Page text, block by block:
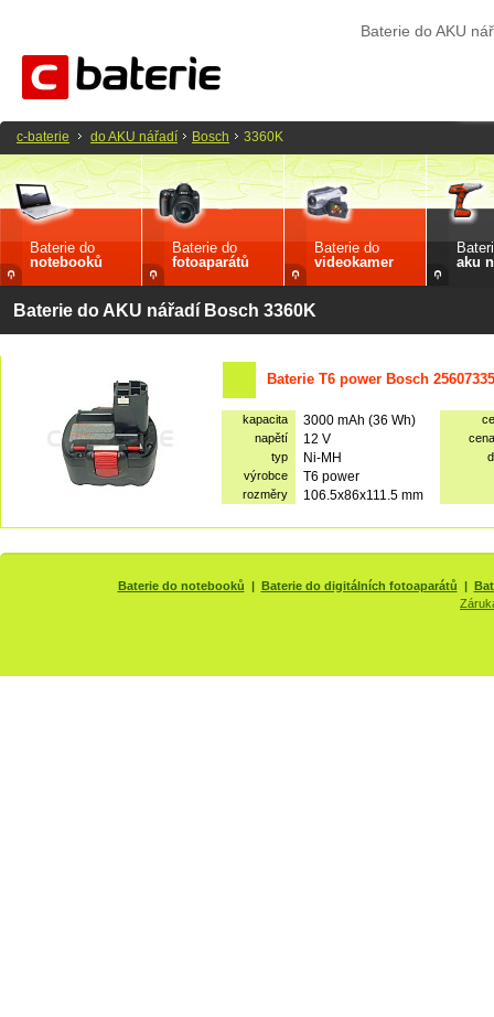
Baterie do AKU
Baterie do
notebooků
Baterie do
fotoaparátů
Baterie do
videokamer
aku
Baterie do AKU nářadí Bosch 3360K
Baterie T6 power Bosch
kapacita 3000 mAh (36 Wh)
napětí
12 V
typ
Ni-MH
výrobce
T6 power
rozměry 106.5x86x111.5 mm
c-baterie do AKU nářadí Bosch 3360K
Baterie do notebooků | Baterie do digitálních fotoaparátů |